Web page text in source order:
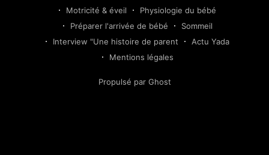
Motricité & éveil
Physiologie du bébé
Préparer l'arrivée de bébé
Sommeil
Interview "Une histoire de parent
Actu Yada
Mentions légales
Propulsé par Ghost